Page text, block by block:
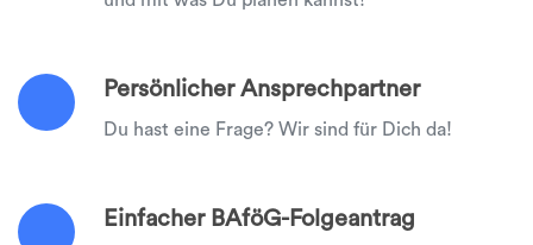
Persönlicher Ansprechpartner
Du hast eine Frage? Wir sind für Dich da!
Einfacher BAföG-Folgeantrag